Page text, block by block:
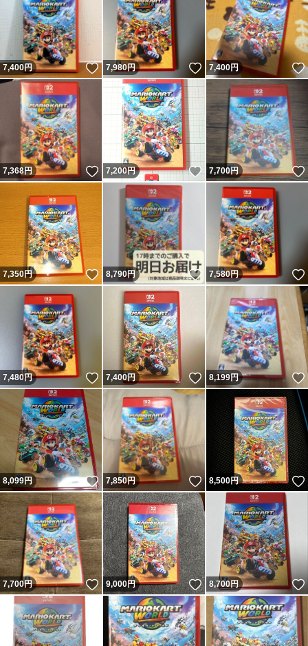
7,400円 いいね！
7,980円 いいね！
7,400円
7,368円 いいね！
7,200円 いいね！
7,700円
7,350円 いいね！
8,790円 いいね！
7,580円
7,480円 いいね！
7,400円 いいね！
8,199円
8,099円 いいね！
7,850円 いいね！
8,500円
7,700円 いいね！
9,000円 いいね！
8,700円